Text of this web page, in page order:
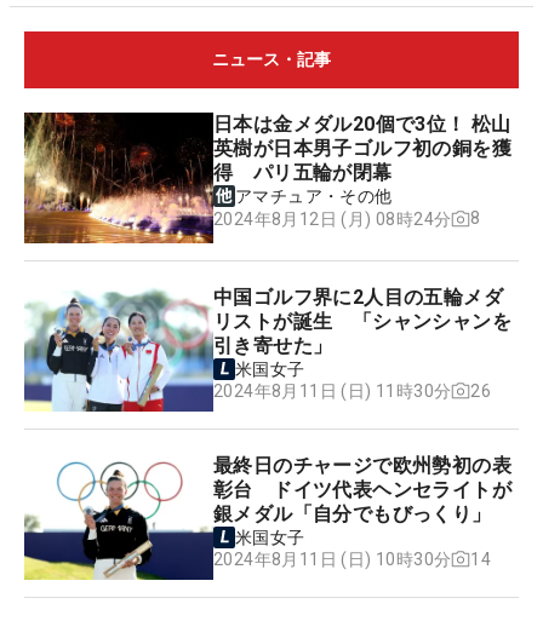
ニュース・記事
日本は金メダル20個で3位！ 松山
英樹が日本男子ゴルフ初の銅を獲
得 パリ五輪が閉幕
アマチュア・その他
2024年8月12日 (月) 08時24分
8
中国ゴルフ界に2人目の五輪メダ
リストが誕生 「シャンシャンを
引き寄せた」
米国女子
2024年8月11日 (日) 11時30分
26
最終日のチャージで欧州勢初の表
彰台 ドイツ代表ヘンセライトが
銀メダル「自分でもびっくり」
米国女子
2024年8月11日 (日) 10時30分
14